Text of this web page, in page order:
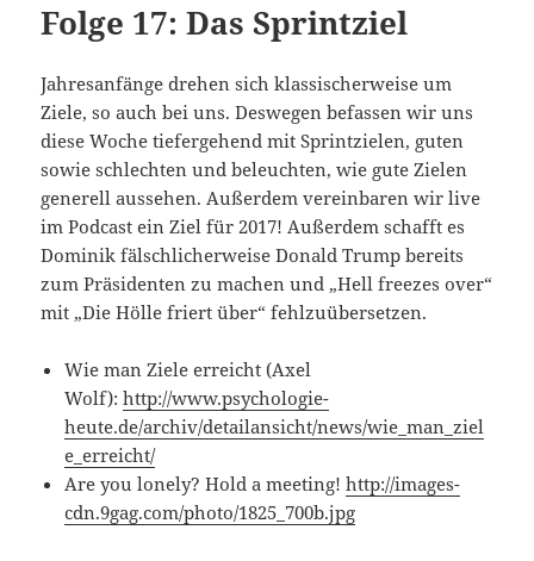
Folge 17: Das Sprintziel
Jahresanfänge drehen sich klassischerweise um
Ziele, so auch bei uns. Deswegen befassen wir uns
diese Woche tiefergehend mit Sprintzielen, guten
sowie schlechten und beleuchten, wie gute Zielen
generell aussehen. Außerdem vereinbaren wir live
im Podcast ein Ziel für 2017! Außerdem schafft es
Dominik fälschlicherweise Donald Trump bereits
zum Präsidenten zu machen und „Hell freezes over“
mit „Die Hölle friert über“ fehlzuübersetzen.
Wie man Ziele erreicht (Axel
Wolf):http://www.psychologie-
heute.de/archiv/detailansicht/news/wie_man_ziel
e_erreicht/
Are you lonely? Hold a meeting!http://images-
cdn.9gag.com/photo/1825_700b.jpg